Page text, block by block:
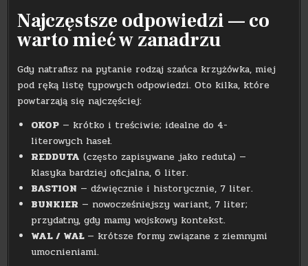
Najczęstsze odpowiedzi — co
warto mieć w zanadrzu
Gdy natrafisz na pytanie rodzaj szańca krzyżówka, miej
pod ręką listę typowych odpowiedzi. Oto kilka, które
powtarzają się najczęściej:
OKOP — krótko i treściwie; idealne do 4-
literowych haseł.
REDDUTA (często zapisywane jako reduta) —
klasyka bardziej oficjalna, 6 liter.
BASTION — dźwięcznie i historycznie, 7 liter.
BUNKIER — nowocześniejszy wariant, 7 liter;
przydatny, gdy mamy wojskowy kontekst.
WAL / WAŁ— krótsze formy związane z ziemnymi
umocnieniami.